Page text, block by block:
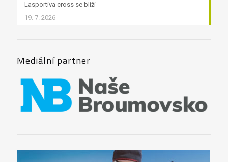
Lasportiva cross se blíží
19. 7. 2026
Mediální partner